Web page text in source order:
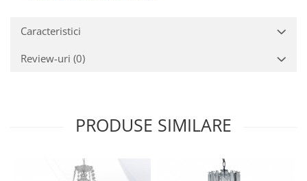
Caracteristici
Review-uri (0)
PRODUSE SIMILARE